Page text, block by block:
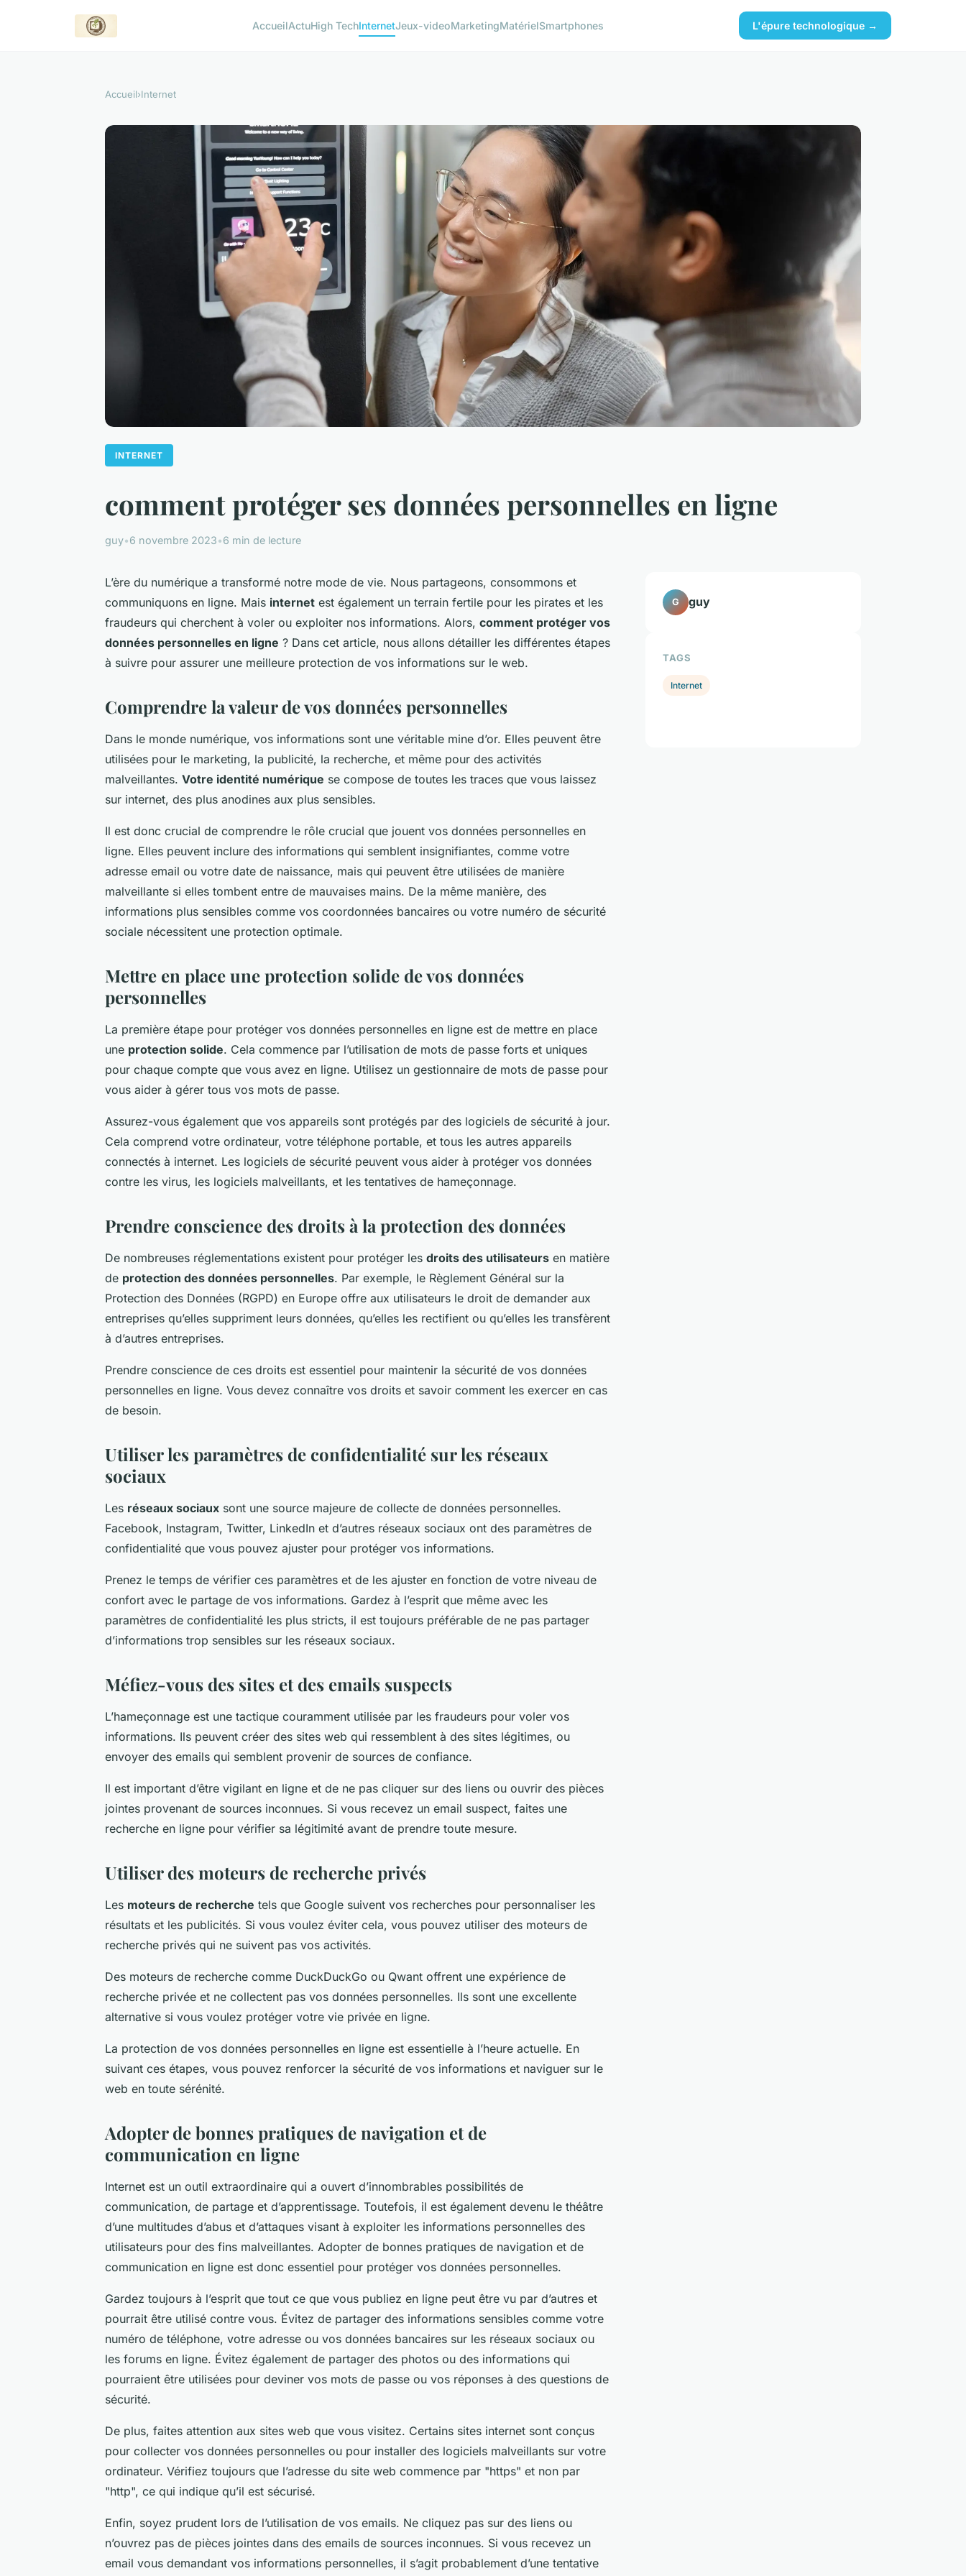
AccueilActuHigh TechInternetJeux-videoMarketingMatérielSmartphones L'épure technologique →
Accueil›Internet
INTERNET
comment protéger ses données personnelles en ligne
guy•6 novembre 2023•6 min de lecture
L’ère du numérique a transformé notre mode de vie. Nous partageons, consommons et
communiquons en ligne. Mais internet est également un terrain fertile pour les pirates et les
fraudeurs qui cherchent à voler ou exploiter nos informations. Alors, comment protéger vos
données personnelles en ligne ? Dans cet article, nous allons détailler les différentes étapes
à suivre pour assurer une meilleure protection de vos informations sur le web.
Comprendre la valeur de vos données personnelles
Dans le monde numérique, vos informations sont une véritable mine d’or. Elles peuvent être
utilisées pour le marketing, la publicité, la recherche, et même pour des activités
malveillantes. Votre identité numérique se compose de toutes les traces que vous laissez
sur internet, des plus anodines aux plus sensibles.
Il est donc crucial de comprendre le rôle crucial que jouent vos données personnelles en
ligne. Elles peuvent inclure des informations qui semblent insignifiantes, comme votre
adresse email ou votre date de naissance, mais qui peuvent être utilisées de manière
malveillante si elles tombent entre de mauvaises mains. De la même manière, des
informations plus sensibles comme vos coordonnées bancaires ou votre numéro de sécurité
sociale nécessitent une protection optimale.
Mettre en place une protection solide de vos données
personnelles
La première étape pour protéger vos données personnelles en ligne est de mettre en place
une protection solide. Cela commence par l’utilisation de mots de passe forts et uniques
pour chaque compte que vous avez en ligne. Utilisez un gestionnaire de mots de passe pour
vous aider à gérer tous vos mots de passe.
Assurez-vous également que vos appareils sont protégés par des logiciels de sécurité à jour.
Cela comprend votre ordinateur, votre téléphone portable, et tous les autres appareils
connectés à internet. Les logiciels de sécurité peuvent vous aider à protéger vos données
contre les virus, les logiciels malveillants, et les tentatives de hameçonnage.
Prendre conscience des droits à la protection des données
De nombreuses réglementations existent pour protéger les droits des utilisateurs en matière
de protection des données personnelles. Par exemple, le Règlement Général sur la
Protection des Données (RGPD) en Europe offre aux utilisateurs le droit de demander aux
entreprises qu’elles suppriment leurs données, qu’elles les rectifient ou qu’elles les transfèrent
à d’autres entreprises.
Prendre conscience de ces droits est essentiel pour maintenir la sécurité de vos données
personnelles en ligne. Vous devez connaître vos droits et savoir comment les exercer en cas
de besoin.
Utiliser les paramètres de confidentialité sur les réseaux
sociaux
Les réseaux sociaux sont une source majeure de collecte de données personnelles.
Facebook, Instagram, Twitter, LinkedIn et d’autres réseaux sociaux ont des paramètres de
confidentialité que vous pouvez ajuster pour protéger vos informations.
Prenez le temps de vérifier ces paramètres et de les ajuster en fonction de votre niveau de
confort avec le partage de vos informations. Gardez à l’esprit que même avec les
paramètres de confidentialité les plus stricts, il est toujours préférable de ne pas partager
d’informations trop sensibles sur les réseaux sociaux.
Méfiez-vous des sites et des emails suspects
L’hameçonnage est une tactique couramment utilisée par les fraudeurs pour voler vos
informations. Ils peuvent créer des sites web qui ressemblent à des sites légitimes, ou
envoyer des emails qui semblent provenir de sources de confiance.
Il est important d’être vigilant en ligne et de ne pas cliquer sur des liens ou ouvrir des pièces
jointes provenant de sources inconnues. Si vous recevez un email suspect, faites une
recherche en ligne pour vérifier sa légitimité avant de prendre toute mesure.
Utiliser des moteurs de recherche privés
Les moteurs de recherche tels que Google suivent vos recherches pour personnaliser les
résultats et les publicités. Si vous voulez éviter cela, vous pouvez utiliser des moteurs de
recherche privés qui ne suivent pas vos activités.
Des moteurs de recherche comme DuckDuckGo ou Qwant offrent une expérience de
recherche privée et ne collectent pas vos données personnelles. Ils sont une excellente
alternative si vous voulez protéger votre vie privée en ligne.
La protection de vos données personnelles en ligne est essentielle à l’heure actuelle. En
suivant ces étapes, vous pouvez renforcer la sécurité de vos informations et naviguer sur le
web en toute sérénité.
Adopter de bonnes pratiques de navigation et de
communication en ligne
Internet est un outil extraordinaire qui a ouvert d’innombrables possibilités de
communication, de partage et d’apprentissage. Toutefois, il est également devenu le théâtre
d’une multitudes d’abus et d’attaques visant à exploiter les informations personnelles des
utilisateurs pour des fins malveillantes. Adopter de bonnes pratiques de navigation et de
communication en ligne est donc essentiel pour protéger vos données personnelles.
Gardez toujours à l’esprit que tout ce que vous publiez en ligne peut être vu par d’autres et
pourrait être utilisé contre vous. Évitez de partager des informations sensibles comme votre
numéro de téléphone, votre adresse ou vos données bancaires sur les réseaux sociaux ou
les forums en ligne. Évitez également de partager des photos ou des informations qui
pourraient être utilisées pour deviner vos mots de passe ou vos réponses à des questions de
sécurité.
De plus, faites attention aux sites web que vous visitez. Certains sites internet sont conçus
pour collecter vos données personnelles ou pour installer des logiciels malveillants sur votre
ordinateur. Vérifiez toujours que l’adresse du site web commence par "https" et non par
"http", ce qui indique qu’il est sécurisé.
Enfin, soyez prudent lors de l’utilisation de vos emails. Ne cliquez pas sur des liens ou
n’ouvrez pas de pièces jointes dans des emails de sources inconnues. Si vous recevez un
email vous demandant vos informations personnelles, il s’agit probablement d’une tentative
G guy
TAGS
Internet